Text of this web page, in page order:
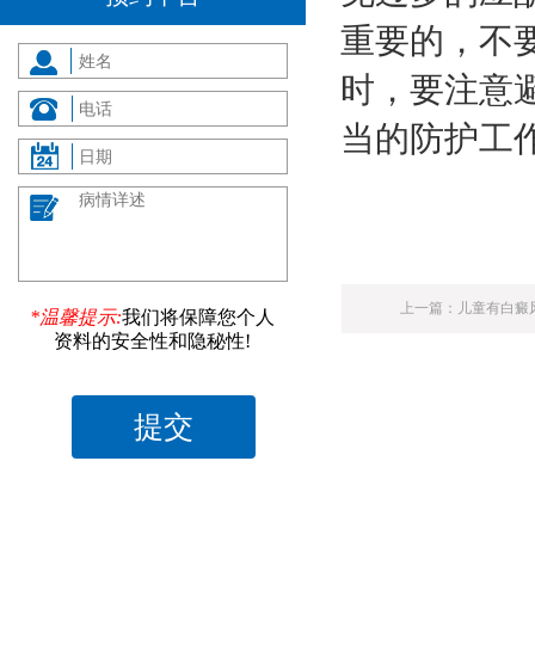
*温馨提示:我们将保障您个人
资料的安全性和隐秘性!
重要的，不
时，要注意
当的防护工
上一篇： 儿童有白癜